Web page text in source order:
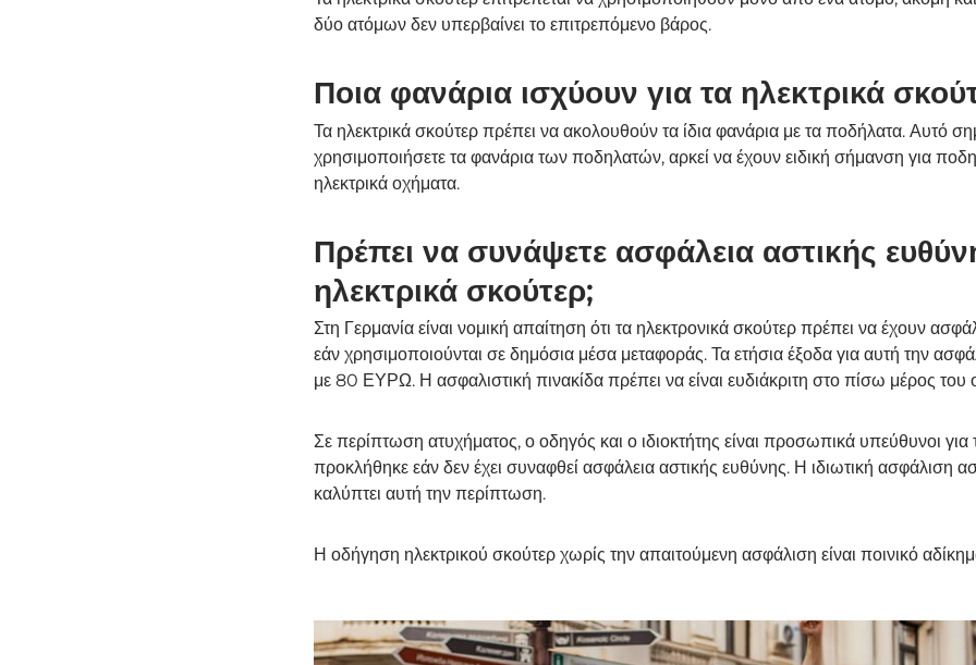
δύο ατόμων δεν υπερβαίνει το επιτρεπόμενο βάρος.
Ποια φανάρια ισχύουν για τα ηλεκτρικά
Τα ηλεκτρικά σκούτερ πρέπει να ακολουθούν τα ίδια φανάρια με τα ποδήλατα. Αυτό
χρησιμοποιήσετε τα φανάρια των ποδηλατών, αρκεί να έχουν ειδική σήμανση για
ηλεκτρικά οχήματα.
Πρέπει να συνάψετε ασφάλεια αστικής
ηλεκτρικά σκούτερ;
Στη Γερμανία είναι νομική απαίτηση ότι τα ηλεκτρονικά σκούτερ πρέπει να έχουν
εάν χρησιμοποιούνται σε δημόσια μέσα μεταφοράς. Τα ετήσια έξοδα για αυτή την
με 80 ΕΥΡΩ. Η ασφαλιστική πινακίδα πρέπει να είναι ευδιάκριτη στο πίσω μέρος του
Σε περίπτωση ατυχήματος, ο οδηγός και ο ιδιοκτήτης είναι προσωπικά υπεύθυνοι για
προκλήθηκε εάν δεν έχει συναφθεί ασφάλεια αστικής ευθύνης. Η ιδιωτική ασφάλιση
καλύπτει αυτή την περίπτωση.
Η οδήγηση ηλεκτρικού σκούτερ χωρίς την απαιτούμενη ασφάλιση είναι ποινικό